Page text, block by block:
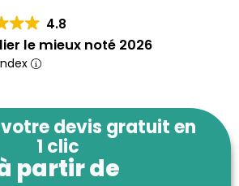
4.8
le mieux noté 2026
devis gratuit en
1 clic
partir de